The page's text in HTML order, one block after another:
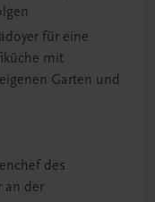
für eine
mit
Garten und
des
an der